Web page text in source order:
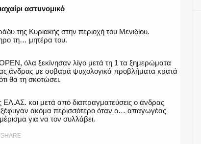
αστυνομικό
της Κυριακής στην περιοχή του Μενιδίου.
τη… μητέρα του.
όλα ξεκίνησαν λίγο μετά τη 1 τα ξημερώματα
άνδρας με σοβαρά ψυχολογικά προβλήματα κρατά
θα τη σκοτώσει.
ΕΛ.ΑΣ. και μετά από διαπραγματεύσεις ο άνδρας
ακόμα περισσότερο όταν ο… απαγωγέας
για να τον συλλάβει.
SHARE